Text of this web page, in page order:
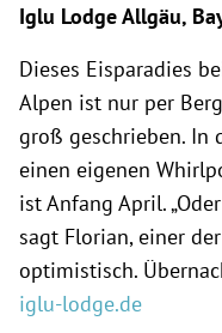
Iglu Lodge Allgäu,
Dieses Eisparadies
Alpen ist nur per
groß geschrieben. In
einen eigenen
ist Anfang April.
sagt Florian, einer
optimistisch.
iglu-lodge.de